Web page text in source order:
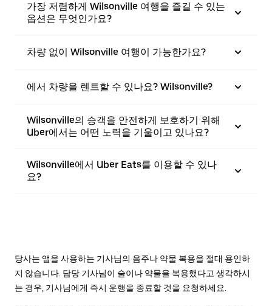
가장 저렴하게 Wilsonville 여행을 즐길 수 있는
옵션은 무엇인가요?
차량 없이 Wilsonville 여행이 가능한가요?
에서 차량을 렌트할 수 있나요? Wilsonville?
Wilsonville의 승객을 안전하게 보호하기 위해
Uber에서는 어떤 노력을 기울이고 있나요?
Wilsonville에서 Uber Eats를 이용할 수 있나
요?
당사는 앱을 사용하는 기사님의 음주나 약물 복용을 절대 용인하
지 않습니다. 담당 기사님이 술이나 약물을 복용했다고 생각하시
는 경우, 기사님에게 즉시 운행을 종료할 것을 요청하세요.